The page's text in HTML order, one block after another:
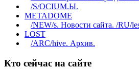
/S/OCIUM.Ы.
METADOME
/NEW/s. Новости сайта. /RU/
LOST
/ARC/hive. Архив.
Кто сейчас на сайте